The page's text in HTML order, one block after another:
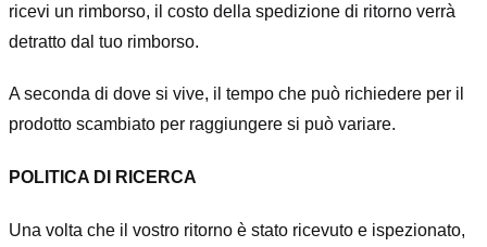
ricevi un rimborso, il costo della spedizione di ritorno verrà
detratto dal tuo rimborso.
A seconda di dove si vive, il tempo che può richiedere per il
prodotto scambiato per raggiungere si può variare.
POLITICA DI RICERCA
Una volta che il vostro ritorno è stato ricevuto e ispezionato,